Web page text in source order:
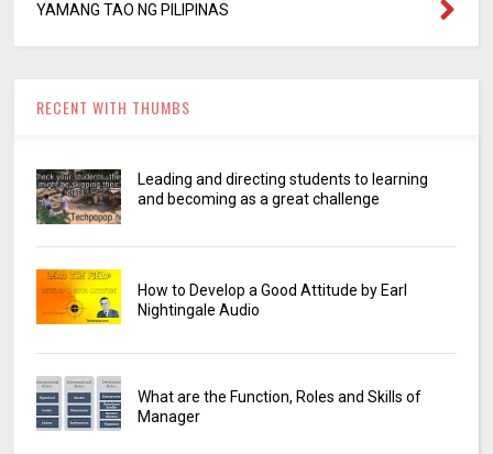
YAMANG TAO NG PILIPINAS
RECENT WITH THUMBS
Leading and directing students to learning
and becoming as a great challenge
How to Develop a Good Attitude by Earl
Nightingale Audio
What are the Function, Roles and Skills of
Manager